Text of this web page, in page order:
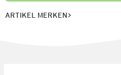
ARTIKEL MERKEN